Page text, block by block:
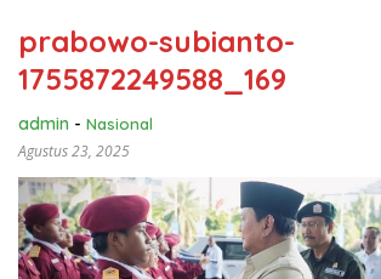
prabowo-subianto-
1755872249588_169
admin - Nasional
Agustus 23, 2025